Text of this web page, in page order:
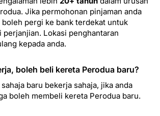
Jika permohonan pinjaman anda
boleh pergi ke bank terdekat untuk
perjanjian. Lokasi penghantaran
kepada anda.
boleh beli kereta Perodua baru?
baru bekerja sahaja, jika anda
boleh membeli kereta Perodua baru.